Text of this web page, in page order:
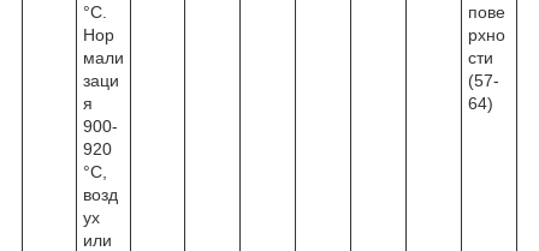
°С.
Нор
мали
заци
я
900-
920
°С,
возд
ух
или
пове
рхно
сти
(57-
64)